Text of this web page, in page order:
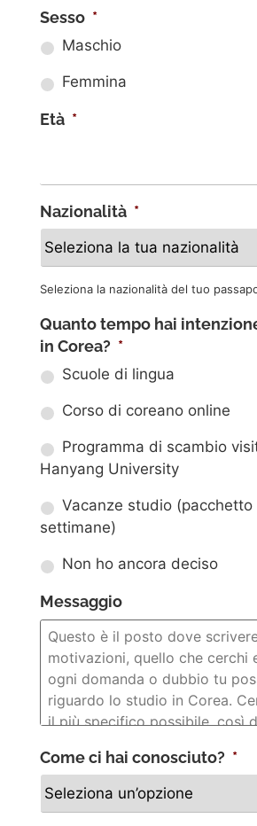
Sesso *
Maschio
Femmina
Età *
Nazionalità *
Seleziona la nazionalità del tuo
Quanto tempo hai
in Corea? *
Scuole di lingua
Corso di coreano online
Programma di scambio
Hanyang University
Vacanze studio
settimane)
Non ho ancora deciso
Messaggio
Come ci hai conosciuto? *